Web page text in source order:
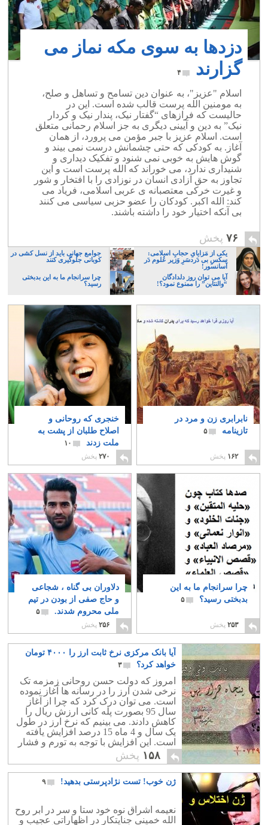
دزدها به سوی مکه نماز می
گزارند
۴
اسلام "عزیز"، به عنوان دین تسامح و تساهل و صلح،
به مومنین الله پرست قالب شده است. این در
حالیست که فرازهای “گفتار نیک، پندار نیک و کردار
نیک” به دین و آیینی دیگری به جز اسلام رحمانی متعلق
است. اسلام عزیز با جبر مؤمن می پرورد، از همان
آغاز. به کودکی که حتی چشمانش درست نمی بیند و
گوش هایش به خوبی نمی شنود و تفکیک دیداری و
شنیداری ندارد، می خوراند که الله پرست است و این
تجاوز به حق آزادی انسان در نوزادی را با افتخار و شور
و غیرت خرکی معتصبانه ی عربی اسلامی، فریاد می
کند: الله اکبر. کودکان را عضو حزبی سیاسی می کنند
بی آنکه اختیار خود را داشته باشند.
۷۶ پخش
یکی از مَزایایِ حجابِ اسلامی:
سکسِ بی دَردسَرِ وَزیر عُلوم دَر
آسانسور!
جوامع جهانی باید از نسل کشی در
کوبانی جلوگیری کنند
آیا می توان روز دلدادگان
“والنتاین” را ممنوع نمود؟!
چرا سرانجام ما به این بدبختی
رسید؟
نابرابری زن و مرد در
تازینامه
۵
۱۶۲ پخش
خنجری که روحانی و
اصلاح طلبان از پشت به
ملت زدند
۱۰
۲۷۰ پخش
چرا سرانجام ما به این
بدبختی رسید؟
۵
۲۵۳ پخش
دلاوران بی گناه ، شجاعی
و حاج صفی از بودن در تیم
ملی محروم شدند.
۵
۲۵۶ پخش
آیا بانک مرکزی نرخ ثابت ارز را ۴۰۰۰ تومان
خواهد کرد؟
۳
امروز که دولت حسن روحانی زمزمه تک
نرخی شدن ارز را در رسانه ها آغاز نموده
است. می توان درک کرد که چرا از آغاز
سال 95 بصورت پله کانی ارزش ریال را
کاهش دادند. می بینیم که نرخ ارز در طول
یک سال و 4 ماه 15 درصد افزایش یافته
است. این افزایش با توجه به تورم و فشار
بازار طبیعی بوده است. اما برای تک نرخی
شدن ارز کافی نیست! طبیعتاً قطع ارز
دولتی می تواند یک شوک به بازار ایران
باشد و بانک مرکزی برای گذار از دو نرخی
۱۵۸ پخش
ژن خوب! تست نژادپرستی بدهید! ۹
نعیمه اشراق نوه خود ستا و سر در ابر روح
الله خمینی جنایتکار در اظهاراتی عجیب و